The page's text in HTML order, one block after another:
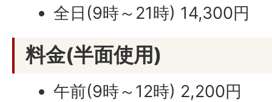
全日(9時～21時) 14,300円
料金(半面使用)
午前(9時～12時) 2,200円